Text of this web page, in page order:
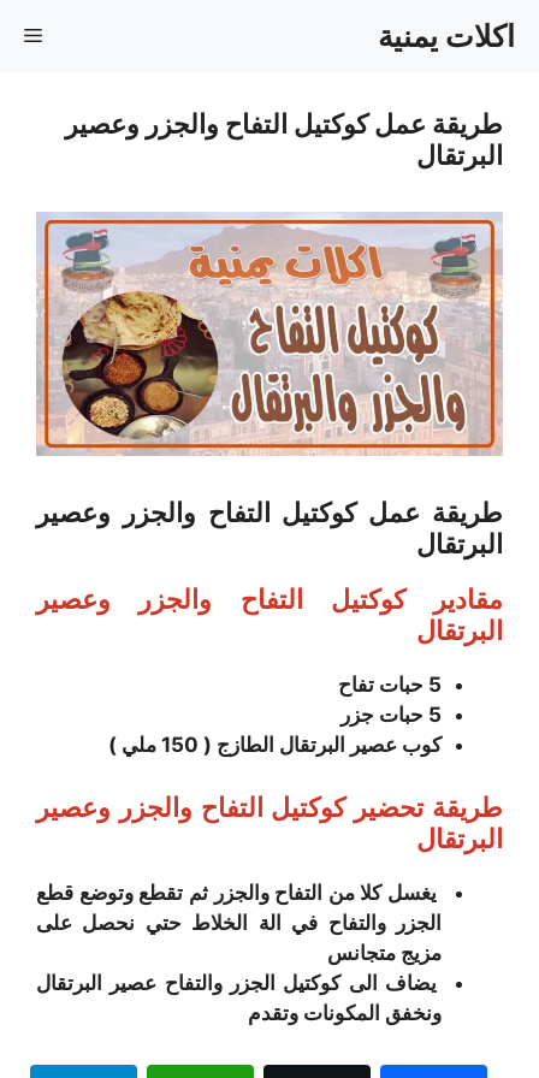
إلىاكلات يمنية
طريقة عمل كوكتيل التفاح والجزر وعصير
البرتقال
طريقة عمل كوكتيل التفاح والجزر وعصير
البرتقال
مقادير كوكتيل التفاح والجزر وعصير
البرتقال
5 حبات تفاح
5 حبات جزر
كوب عصير البرتقال الطازج ( 150
ملي )
طريقة تحضير كوكتيل التفاح والجزر وعصير
البرتقال
يغسل كلا من التفاح والجزر ثم تقطع وتوضع قطع
الجزر والتفاح في الة الخلاط حتي نحصل على
مزيج متجانس
يضاف الى كوكتيل الجزر والتفاح عصير البرتقال
ونخفق المكونات وتقدم